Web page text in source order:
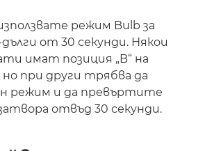
режим Bulb за
от 30 секунди. Някои
имат позиция „B“ на
при други трябва да
режим и да превъртите
отвъд 30 секунди.